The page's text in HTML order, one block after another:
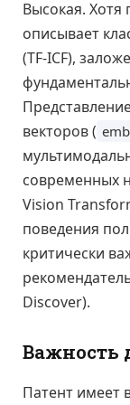
Высокая. Хотя
описывает
(TF-ICF),
векторов (
современных
Vision
поведения
критически
Discover).
Важность
Патент имеет